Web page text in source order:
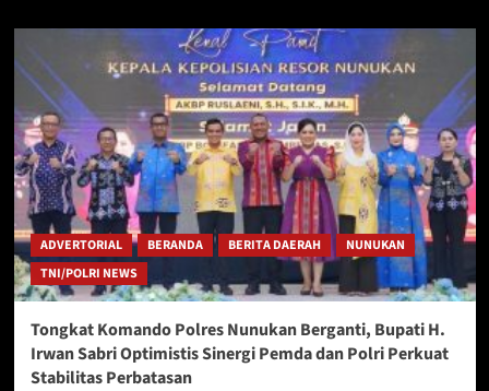
Pj.
Sekretaris
Daerah
Nunukan
Buka
Kegiatan
Satuan
Pendidikan
Aman
Bencana
Tahun
Ajaran
2026/2027
ADVERTORIAL BERANDA BERITA DAERAH
NUNUKAN
TNI/POLRI NEWS
Tongkat Komando Polres Nunukan Berganti, Bupati H.
Irwan Sabri Optimistis Sinergi Pemda dan Polri Perkuat
Stabilitas Perbatasan